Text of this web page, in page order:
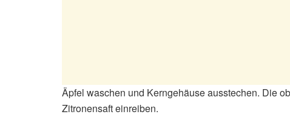
Äpfel waschen und Kerngehäuse ausstechen. Die
Zitronensaft einreiben.